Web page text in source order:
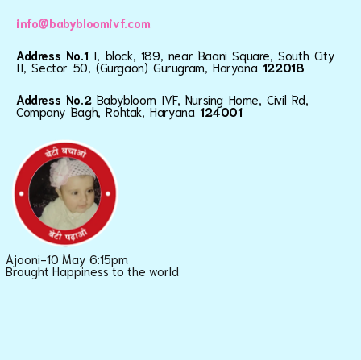
info@babybloomivf.com
Address No.1 I, block, 189, near Baani Square, South City
II, Sector 50, (Gurgaon) Gurugram, Haryana 122018
Address No.2 Babybloom IVF, Nursing Home, Civil Rd,
Company Bagh, Rohtak, Haryana124001
Ajooni-10 May 6:15pm
Brought Happiness to the world